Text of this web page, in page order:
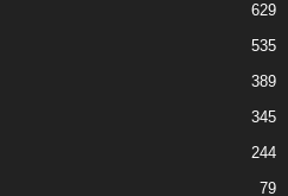
629
535
389
345
244
79